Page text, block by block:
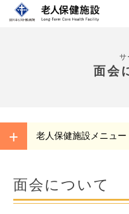
サ
面会
老人保健施設メニュー
面会について